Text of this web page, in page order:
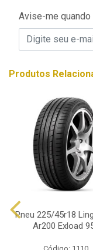
Avise-me quando
Produtos
Pneu 225/45r18
Ar200 Exload